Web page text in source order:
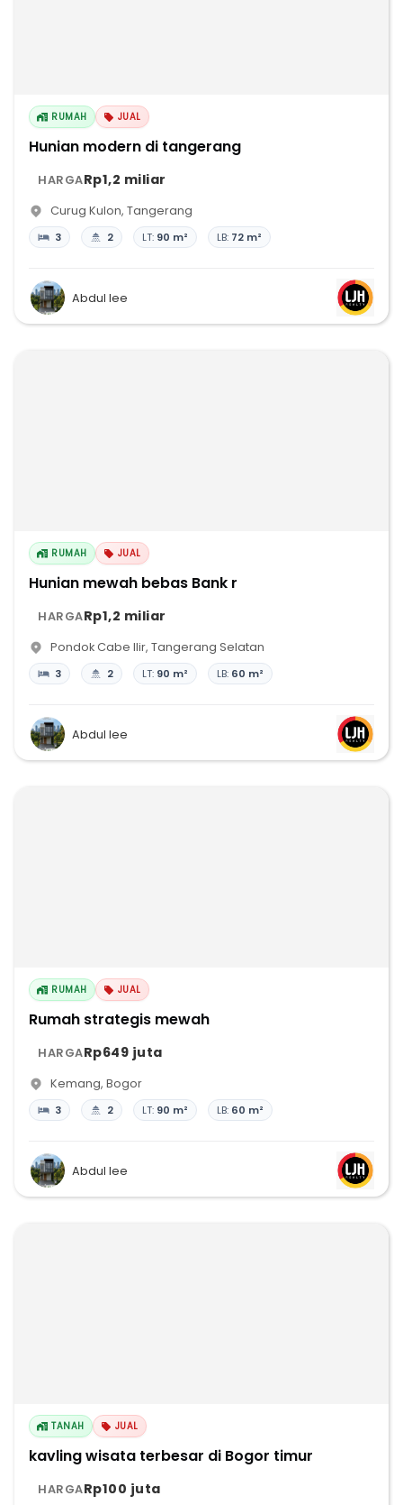
RUMAH JUAL
Hunian modern di tangerang
HARGARp1,2 miliar
Curug Kulon, Tangerang
3 2 LT: 90 m² LB: 72 m²
Abdul lee
RUMAH JUAL
Hunian mewah bebas Bank r
HARGARp1,2 miliar
Pondok Cabe Ilir, Tangerang Selatan
3 2 LT: 90 m² LB: 60 m²
Abdul lee
RUMAH JUAL
Rumah strategis mewah
HARGARp649 juta
Kemang, Bogor
3 2 LT: 90 m² LB: 60 m²
Abdul lee
TANAH JUAL
kavling wisata terbesar di Bogor timur
HARGARp100 juta